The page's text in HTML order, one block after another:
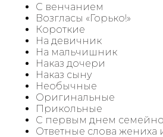
С венчанием
Возгласы «Горько!»
Короткие
На девичник
На мальчишник
Наказ дочери
Наказ сыну
Необычные
Оригинальные
Прикольные
С первым днем
Ответные слова жениха